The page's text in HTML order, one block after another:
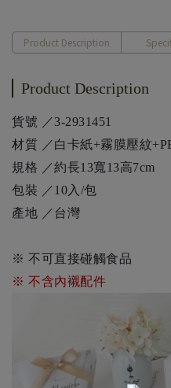
Product Description
Product Description
貨號 ／3-2931451
材質 ／白卡紙+霧膜壓紋
規格 ／約長13寬13高7cm
包裝 ／10入/包
產地 ／台灣
※ 不可直接碰觸食品
※ 不含內襯配件